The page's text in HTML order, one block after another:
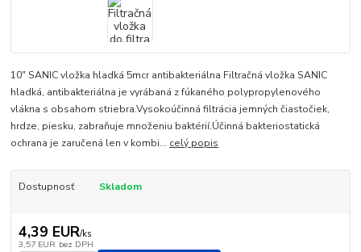
10" SANIC vložka hladká 5mcr antibakteriálna Filtračná vložka SANIC
hladká, antibakteriálna je vyrábaná z fúkaného polypropylenového
vlákna s obsahom striebra.Vysokoúčinná filtrácia jemných čiastočiek,
hrdze, piesku, zabraňuje množeniu baktérií.Účinná bakteriostatická
ochrana je zaručená len v kombi... celý popis
Dostupnosť Skladom
4,39 EUR/ks
3,57 EUR bez DPH